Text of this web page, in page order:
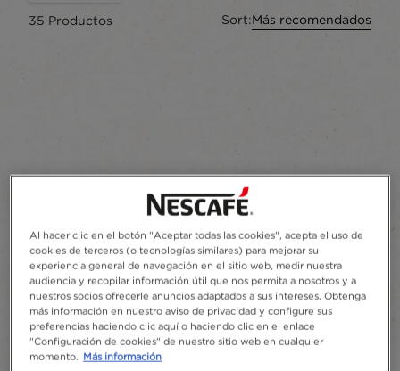
35 Productos Sort:Más recomendados
Al hacer clic en el botón "Aceptar todas las cookies", acepta el uso de
cookies de terceros (o tecnologías similares) para mejorar su
experiencia general de navegación en el sitio web, medir nuestra
audiencia y recopilar información útil que nos permita a nosotros y a
nuestros socios ofrecerle anuncios adaptados a sus intereses. Obtenga
más información en nuestro aviso de privacidad y configure sus
preferencias haciendo clic aquí o haciendo clic en el enlace
"Configuración de cookies" de nuestro sitio web en cualquier
momento. Más información